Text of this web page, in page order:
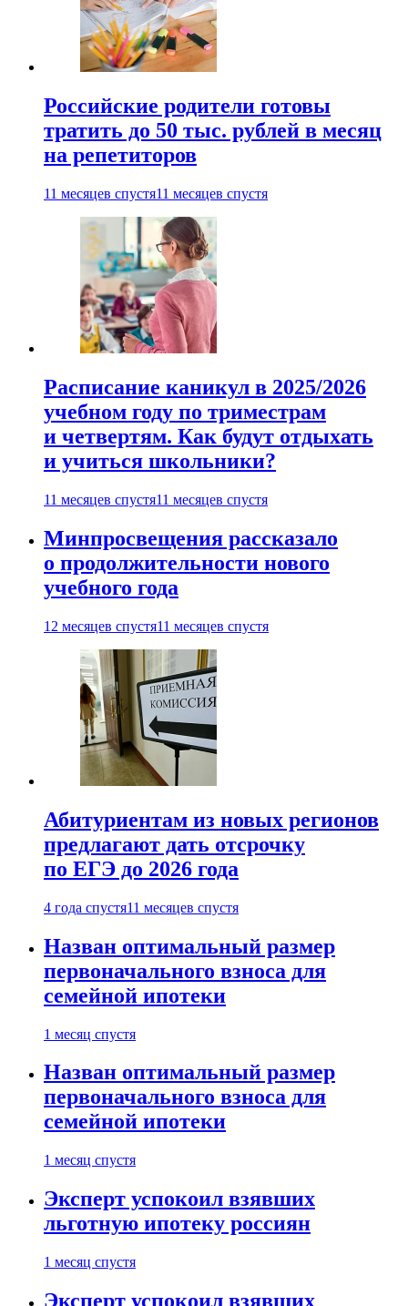
Российские родители готовы
тратить до 50 тыс. рублей в месяц
на репетиторов
11 месяцев спустя11 месяцев спустя
Расписание каникул в 2025/2026
учебном году по триместрам
и четвертям. Как будут отдыхать
и учиться школьники?
11 месяцев спустя11 месяцев спустя
Минпросвещения рассказало
о продолжительности нового
учебного года
12 месяцев спустя11 месяцев спустя
Абитуриентам из новых регионов
предлагают дать отсрочку
по ЕГЭ до 2026 года
4 года спустя11 месяцев спустя
Назван оптимальный размер
первоначального взноса для
семейной ипотеки
1 месяц спустя
Назван оптимальный размер
первоначального взноса для
семейной ипотеки
1 месяц спустя
Эксперт успокоил взявших
льготную ипотеку россиян
1 месяц спустя
Эксперт успокоил взявших